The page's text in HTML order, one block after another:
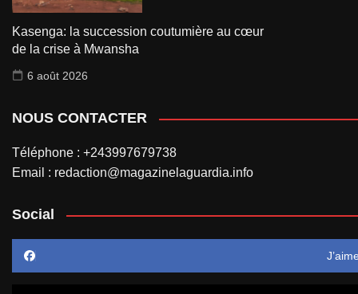
Kasenga: la succession coutumière au cœur
de la crise à Mwansha
6 août 2026
NOUS CONTACTER
Téléphone : +243997679738
Email : redaction@magazinelaguardia.info
Social